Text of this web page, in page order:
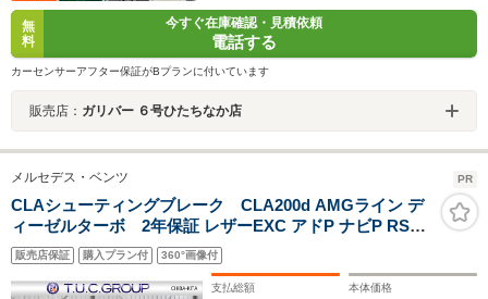
無
料
今すぐ在庫確認・見積依頼
電話する
カーセンサーアフター保証がBプランに付いています
販売店： ガリバー ６号ひたちなか店
メルセデス・ベンツ PR
CLAシューティングブレーク CLA200d AMGライン デ
ィーゼルターボ 2年保証 レザーEXC アドP ナビP RSP 1
オ-ナ- サンR 革 AMGエアロ18AW MBUXナビTV HUD
360カメラ ディストロ ブラインドS レーンキープ フット
ゲート キーレスGO
販売店保証 購入プラン付 360°画像付
支払総額 本体価格